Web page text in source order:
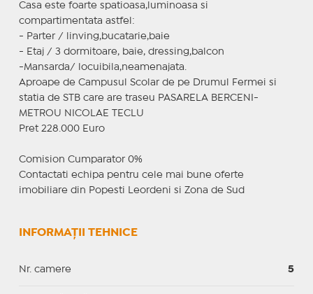
Casa este foarte spatioasa,luminoasa si
compartimentata astfel:
- Parter / linving,bucatarie,baie
- Etaj / 3 dormitoare, baie, dressing,balcon
-Mansarda/ locuibila,neamenajata.
Aproape de Campusul Scolar de pe Drumul Fermei si
statia de STB care are traseu PASARELA BERCENI-
METROU NICOLAE TECLU
Pret 228.000 Euro
Comision Cumparator 0%
Contactati echipa pentru cele mai bune oferte
imobiliare din Popesti Leordeni si Zona de Sud
INFORMAȚII TEHNICE
Nr. camere 5